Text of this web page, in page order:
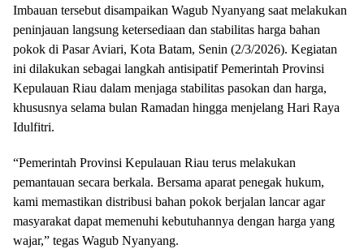
Imbauan tersebut disampaikan Wagub Nyanyang saat melakukan
peninjauan langsung ketersediaan dan stabilitas harga bahan
pokok di Pasar Aviari, Kota Batam, Senin (2/3/2026). Kegiatan
ini dilakukan sebagai langkah antisipatif Pemerintah Provinsi
Kepulauan Riau dalam menjaga stabilitas pasokan dan harga,
khususnya selama bulan Ramadan hingga menjelang Hari Raya
Idulfitri.
“Pemerintah Provinsi Kepulauan Riau terus melakukan
pemantauan secara berkala. Bersama aparat penegak hukum,
kami memastikan distribusi bahan pokok berjalan lancar agar
masyarakat dapat memenuhi kebutuhannya dengan harga yang
wajar,” tegas Wagub Nyanyang.